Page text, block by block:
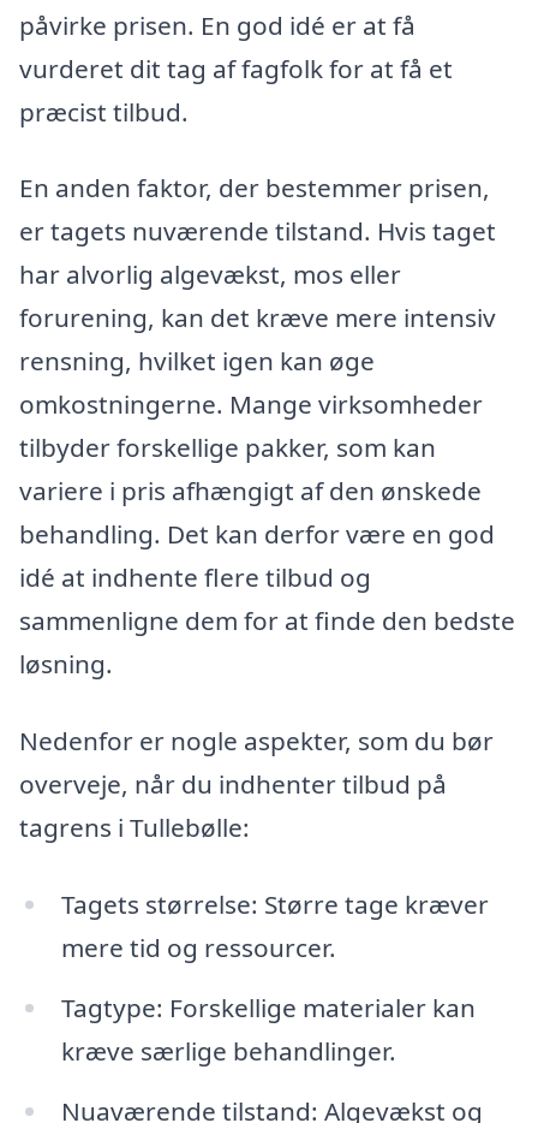
påvirke prisen. En god idé er at få
vurderet dit tag af fagfolk for at få et
præcist tilbud.
En anden faktor, der bestemmer prisen,
er tagets nuværende tilstand. Hvis taget
har alvorlig algevækst, mos eller
forurening, kan det kræve mere intensiv
rensning, hvilket igen kan øge
omkostningerne. Mange virksomheder
tilbyder forskellige pakker, som kan
variere i pris afhængigt af den ønskede
behandling. Det kan derfor være en god
idé at indhente flere tilbud og
sammenligne dem for at finde den bedste
løsning.
Nedenfor er nogle aspekter, som du bør
overveje, når du indhenter tilbud på
tagrens i Tullebølle:
Tagets størrelse: Større tage kræver
mere tid og ressourcer.
Tagtype: Forskellige materialer kan
kræve særlige behandlinger.
Nuaværende tilstand: Algevækst og